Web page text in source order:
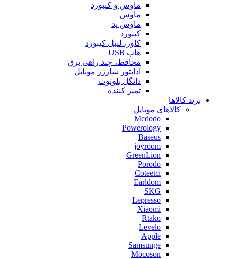
ماوس و کیبورد
ماوس
ماوس پد
کیبورد
کاور، لیبل کیبورد
هاب USB
محافظ، چند راهی برق
آداپتور شارژر موبایل
دانگل بلوتوث
تمیز کننده
برند کالاها
کالاهای موبایل
Mcdodo
Powerology
Baseus
joyroom
GreenLion
Porodo
Coteetci
Earldom
SKG
Lepresso
Xiaomi
Rtako
Levelo
Apple
Samsunge
Mocoson